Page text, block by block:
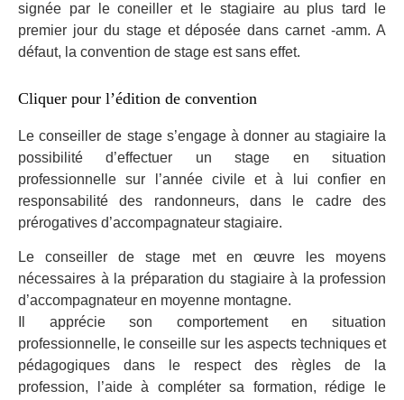
signée par le coneiller et le stagiaire au plus tard le
premier jour du stage et déposée dans carnet -amm. A
défaut, la convention de stage est sans effet.
Cliquer pour l’édition de convention
Le conseiller de stage s’engage à donner au stagiaire la
possibilité d’effectuer un stage en situation
professionnelle sur l’année civile et à lui confier en
responsabilité des randonneurs, dans le cadre des
prérogatives d’accompagnateur stagiaire.
Le conseiller de stage met en œuvre les moyens
nécessaires à la préparation du stagiaire à la profession
d’accompagnateur en moyenne montagne.
Il apprécie son comportement en situation
professionnelle, le conseille sur les aspects techniques et
pédagogiques dans le respect des règles de la
profession, l’aide à compléter sa formation, rédige le